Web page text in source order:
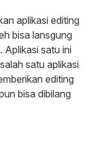
aplikasi editing
bisa lansgung
Aplikasi satu ini
satu aplikasi
editing
bisa dibilang